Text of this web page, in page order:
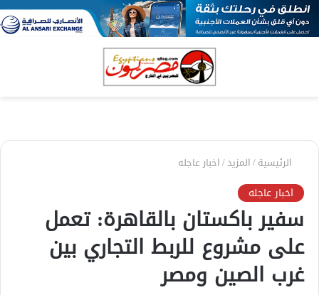
الرئيسية/المزيد/اخبار عاجله
اخبار عاجله
سفير باكستان بالقاهرة: تعمل
على مشروع للربط التجاري بين
غرب الصين ومصر